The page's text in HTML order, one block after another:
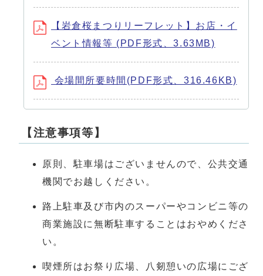
【岩倉桜まつりリーフレット】お店・イ
ベント情報等 (PDF形式、3.63MB)
会場間所要時間(PDF形式、316.46KB)
【注意事項等】
原則、駐車場はございませんので、公共交通
機関でお越しください。
路上駐車及び市内のスーパーやコンビニ等の
商業施設に無断駐車することはおやめくださ
い。
喫煙所はお祭り広場、八剱憩いの広場にござ